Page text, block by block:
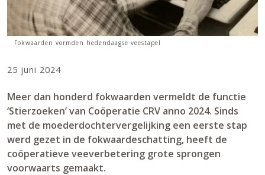
Fokwaarden vormden hedendaagse veestapel
25 juni 2024
Meer dan honderd fokwaarden vermeldt de functie
‘Stierzoeken’ van Coöperatie CRV anno 2024. Sinds
met de moederdochtervergelijking een eerste stap
werd gezet in de fokwaardeschatting, heeft de
coöperatieve veeverbetering grote sprongen
voorwaarts gemaakt.